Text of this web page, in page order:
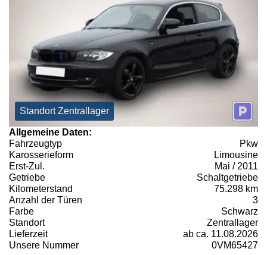
Standort Zentrallager
Allgemeine Daten:
Fahrzeugtyp
Pkw
Karosserieform
Limousine
Erst-Zul.
Mai / 2011
Getriebe
Schaltgetriebe
Kilometerstand
75.298 km
Anzahl der Türen
3
Farbe
Schwarz
Standort
Zentrallager
Lieferzeit
ab ca. 11.08.2026
Unsere Nummer
0VM65427